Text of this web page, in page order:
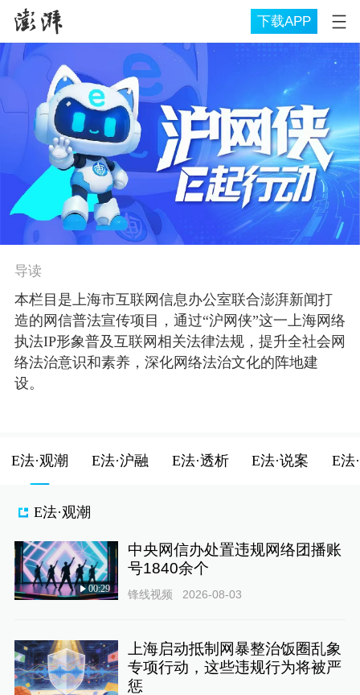
下载APP
导读
本栏目是上海市互联网信息办公室联合澎湃新闻打
造的网信普法宣传项目，通过“沪网侠”这一上海网络
执法IP形象普及互联网相关法律法规，提升全社会网
络法治意识和素养，深化网络法治文化的阵地建
设。
E法·观潮 E法·沪融 E法·透析 E法·说案 E法
E法·观潮
00:29
中央网信办处置违规网络团播账
号1840余个
锋线视频 2026-08-03
上海启动抵制网暴整治饭圈乱象
专项行动，这些违规行为将被严
惩